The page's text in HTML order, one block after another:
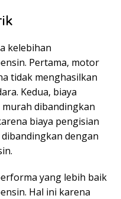
kelebihan
Pertama, motor
tidak menghasilkan
Kedua, biaya
dibandingkan
biaya pengisian
dengan
yang lebih baik
Hal ini karena